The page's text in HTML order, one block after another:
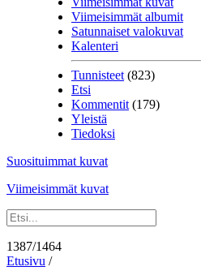
Viimeisimmät albumit
Satunnaiset valokuvat
Kalenteri
Tunnisteet (823)
Etsi
Kommentit (179)
Yleistä
Tiedoksi
Suosituimmat kuvat
Viimeisimmät kuvat
1387/1464
Etusivu /